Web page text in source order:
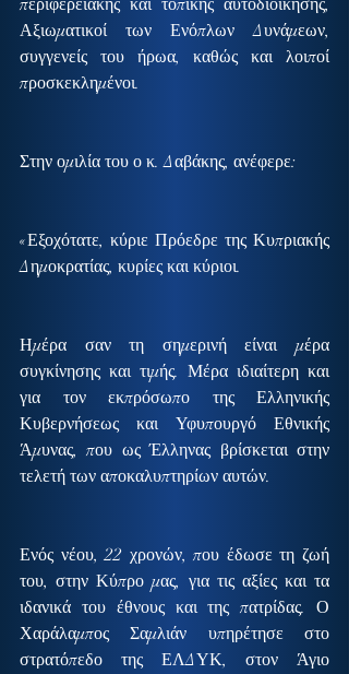
περιφερειακής και τοπικής αυτοδιοίκησης,
Αξιωματικοί των Ενόπλων Δυνάμεων,
συγγενείς του ήρωα, καθώς και λοιποί
προσκεκλημένοι.
Στην ομιλία του ο κ. Δαβάκης, ανέφερε:
«Εξοχότατε, κύριε Πρόεδρε της Κυπριακής
Δημοκρατίας, κυρίες και κύριοι.
Ημέρα σαν τη σημερινή είναι μέρα
συγκίνησης και τιμής. Μέρα ιδιαίτερη και
για τον εκπρόσωπο της Ελληνικής
Κυβερνήσεως και Υφυπουργό Εθνικής
Άμυνας, που ως Έλληνας βρίσκεται στην
τελετή των αποκαλυπτηρίων αυτών.
Ενός νέου, 22 χρονών, που έδωσε τη ζωή
του, στην Κύπρο μας, για τις αξίες και τα
ιδανικά του έθνους και της πατρίδας. Ο
Χαράλαμπος Σαμλιάν υπηρέτησε στο
στρατόπεδο της ΕΛΔΥΚ, στον Άγιο